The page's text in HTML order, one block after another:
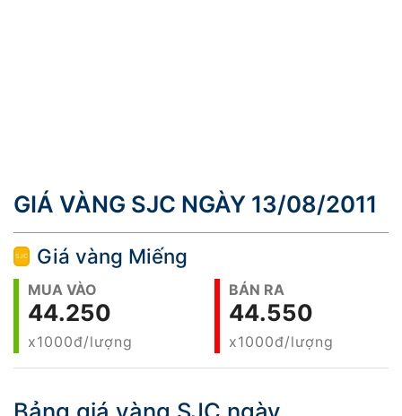
GIÁ VÀNG SJC NGÀY 13/08/2011
Giá vàng Miếng
MUA VÀO
44.250
x1000đ/lượng
BÁN RA
44.550
x1000đ/lượng